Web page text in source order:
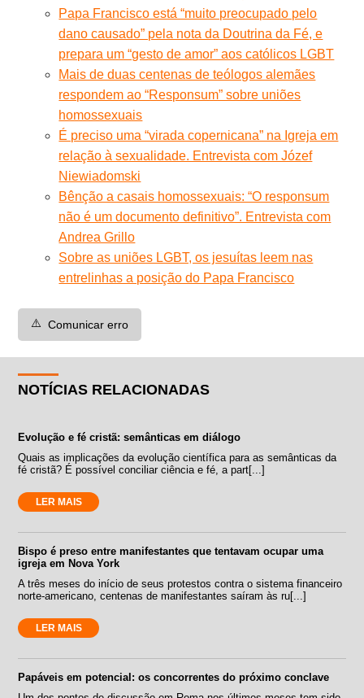
Papa Francisco está “muito preocupado pelo
dano causado” pela nota da Doutrina da Fé, e
prepara um “gesto de amor” aos católicos LGBT
Mais de duas centenas de teólogos alemães
respondem ao “Responsum” sobre uniões
homossexuais
É preciso uma “virada copernicana” na Igreja em
relação à sexualidade. Entrevista com Józef
Niewiadomski
Bênção a casais homossexuais: “O responsum
não é um documento definitivo”. Entrevista com
Andrea Grillo
Sobre as uniões LGBT, os jesuítas leem nas
entrelinhas a posição do Papa Francisco
⚠️ Comunicar erro
NOTÍCIAS RELACIONADAS
Evolução e fé cristã: semânticas em diálogo
Quais as implicações da evolução científica para as semânticas da
fé cristã? É possível conciliar ciência e fé, a part[...]
LER MAIS
Bispo é preso entre manifestantes que tentavam ocupar uma
igreja em Nova York
A três meses do início de seus protestos contra o sistema financeiro
norte-americano, centenas de manifestantes saíram às ru[...]
LER MAIS
Papáveis em potencial: os concorrentes do próximo conclave